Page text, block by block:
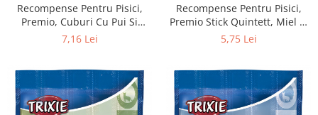
Recompense Pentru Pisici,
Premio, Cuburi Cu Pui Si
Branza, 50 g 42717
7,16 Lei
Recompense Pentru Pisici,
Premio Stick Quintett, Miel Si
Curcan, 5 x 5 g, 42723
5,75 Lei